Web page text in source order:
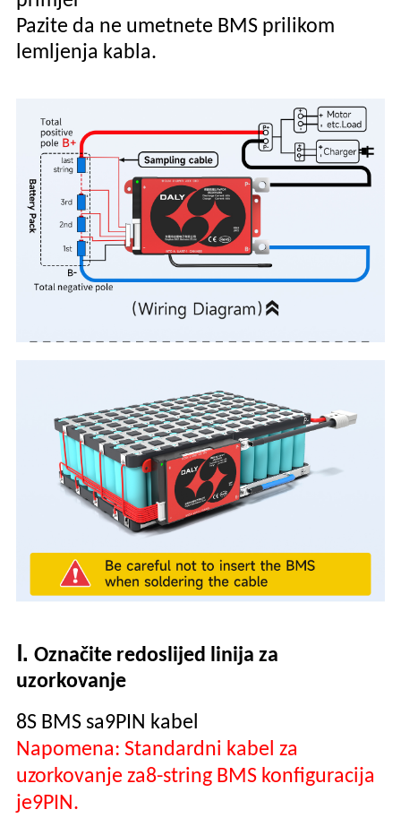
Pazite da ne umetnete BMS prilikom
lemljenja kabla.
Ⅰ. Označite redoslijed linija za
uzorkovanje
8S BMS sa9PIN kabel
Napomena: Standardni kabel za
uzorkovanje za8-string BMS konfiguracija
je9PIN.